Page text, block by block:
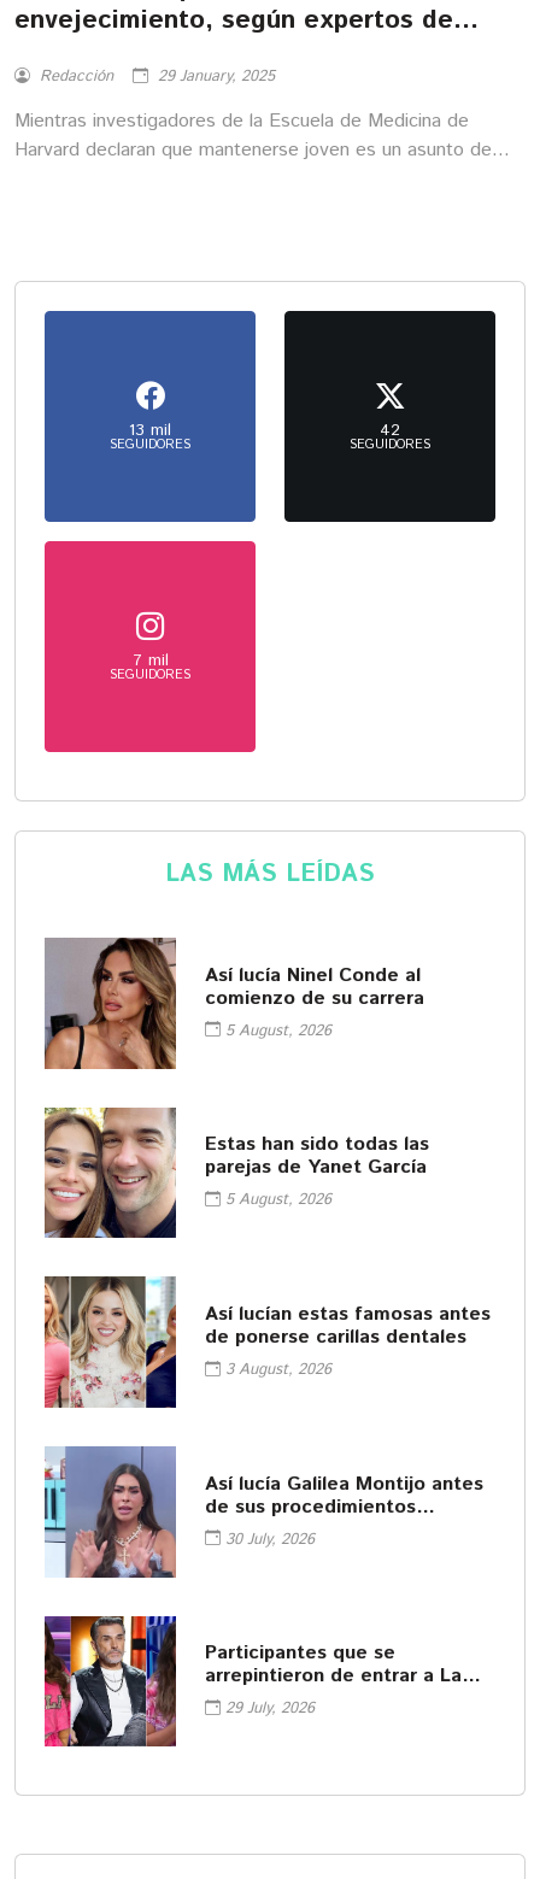
envejecimiento, según expertos de
Redacción 29 January, 2025
Mientras investigadores de la Escuela de Medicina de
Harvard declaran que mantenerse joven es un asunto de
13 mil
SEGUIDORES
42
SEGUIDORES
7 mil
SEGUIDORES
LAS MÁS LEÍDAS
Así lucía Ninel Conde al
comienzo de su carrera
5 August, 2026
Estas han sido todas las
parejas de Yanet García
5 August, 2026
Así lucían estas famosas antes
de ponerse carillas dentales
3 August, 2026
Así lucía Galilea Montijo antes
de sus procedimientos
cosméticos
30 July, 2026
Participantes que se
arrepintieron de entrar a La
Casa de los Famosos
29 July, 2026